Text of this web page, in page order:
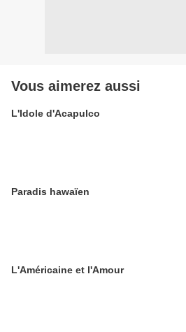
Vous aimerez aussi
L'Idole d'Acapulco
Paradis hawaïen
L'Américaine et l'Amour